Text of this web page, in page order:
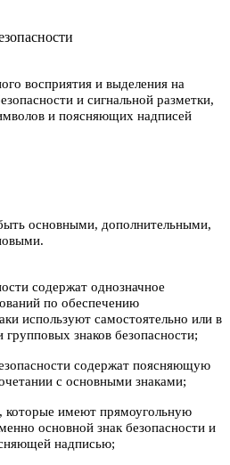
восприятия и выделения на
и сигнальной разметки,
и поясняющих надписей
основными, дополнительными,
содержат однозначное
по обеспечению
используют самостоятельно или в
знаков безопасности;
содержат поясняющую
с основными знаками;
которые имеют прямоугольную
основной знак безопасности и
надписью;